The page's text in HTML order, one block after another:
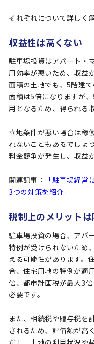
それぞれについて詳しく
収益性は高くない
駐車場投資はアパート・
用効率が悪いため、収益
面積の土地でも、5階建
面積は5倍になりますが
用となるため、得られる
立地条件が悪い場合は稼
れないこともあるでしょ
料金競争が発生し、収益
関連記事：
「駐車場経営
3つの対策を紹介」
税制上のメリットは
駐車場投資の場合、アパ
特例が受けられないため
える可能性があります。
合、住宅用地の特例が適
倍、都市計画税が最大3
必要です。
また、相続税や贈与税を
されるため、評価額が高
だし、土地の利用状況や